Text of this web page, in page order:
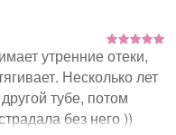
утренние отеки,
Несколько лет
тубе, потом
без него ))